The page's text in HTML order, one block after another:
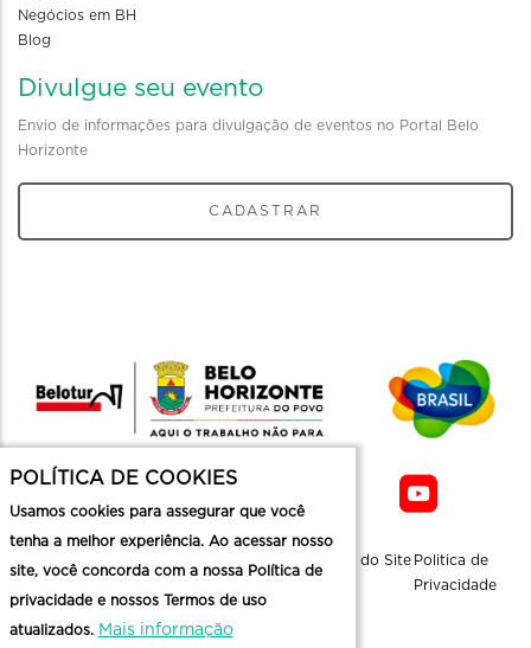
Negócios em BH
Blog
Divulgue seu evento
Envio de informações para divulgação de eventos no Portal Belo
Horizonte
CADASTRAR
Mapa do Site Politica de
Privacidade
POLÍTICA DE COOKIES
Usamos cookies para assegurar que você
tenha a melhor experiência. Ao acessar nosso
site, você concorda com a nossa Política de
privacidade e nossos Termos de uso
atualizados. Mais informação